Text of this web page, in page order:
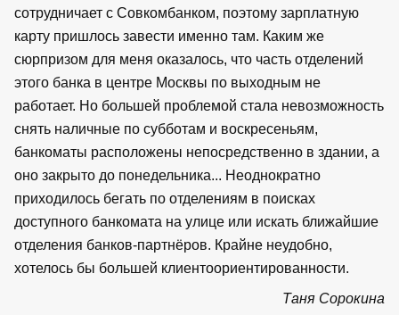
сотрудничает с Совкомбанком, поэтому зарплатную
карту пришлось завести именно там. Каким же
сюрпризом для меня оказалось, что часть отделений
этого банка в центре Москвы по выходным не
работает. Но большей проблемой стала невозможность
снять наличные по субботам и воскресеньям,
банкоматы расположены непосредственно в здании, а
оно закрыто до понедельника... Неоднократно
приходилось бегать по отделениям в поисках
доступного банкомата на улице или искать ближайшие
отделения банков-партнёров. Крайне неудобно,
хотелось бы большей клиентоориентированности.
Таня Сорокина